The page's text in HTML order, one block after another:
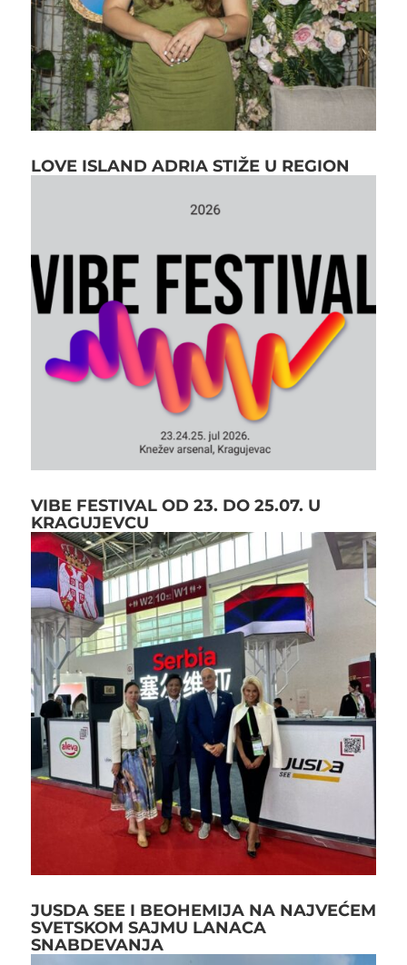
LOVE ISLAND ADRIA STIŽE U REGION
VIBE FESTIVAL OD 23. DO 25.07. U
KRAGUJEVCU
JUSDA SEE I BEOHEMIJA NA NAJVEĆEM
SVETSKOM SAJMU LANACA
SNABDEVANJA